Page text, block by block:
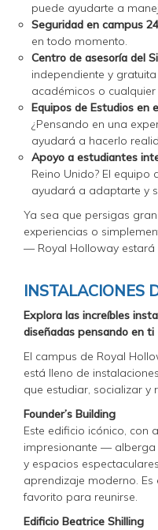
puede ayudarte a
Seguridad en campus
en todo momento.
Centro de asesoría del
independiente y
académicos o
Equipos de Estudios en
¿Pensando en una
ayudará a hacerlo
Apoyo a estudiantes
Reino Unido? El equipo
ayudará a adaptarte y
Ya sea que persigas
experiencias o
— Royal Holloway estará
INSTALACIONES
Explora las increíbles
diseñadas pensando en ti
El campus de Royal
está lleno de
que estudiar, socializar y
Founder’s Building
Este edificio icónico, con
impresionante — alberga
y espacios
aprendizaje moderno.
favorito para reunirse.
Edificio Beatrice Shilling